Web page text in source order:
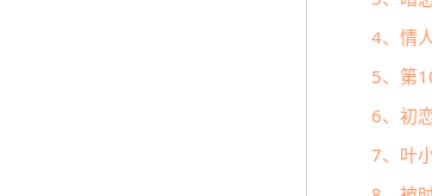
4、情人
5、第
6、初恋
7、叶